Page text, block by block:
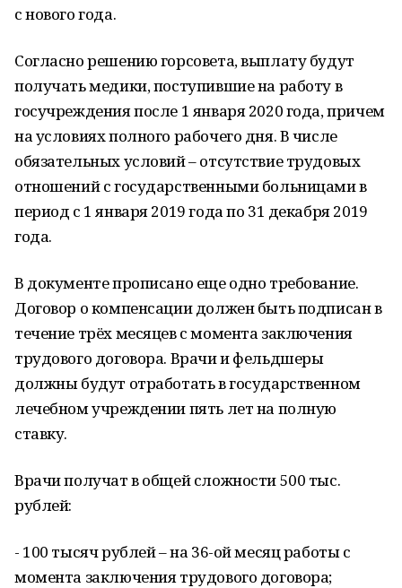
с нового года.
Согласно решению горсовета, выплату будут
получать медики, поступившие на работу в
госучреждения после 1 января 2020 года, причем
на условиях полного рабочего дня. В числе
обязательных условий – отсутствие трудовых
отношений с государственными больницами в
период с 1 января 2019 года по 31 декабря 2019
года.
В документе прописано еще одно требование.
Договор о компенсации должен быть подписан в
течение трёх месяцев с момента заключения
трудового договора. Врачи и фельдшеры
должны будут отработать в государственном
лечебном учреждении пять лет на полную
ставку.
Врачи получат в общей сложности 500 тыс.
рублей:
- 100 тысяч рублей – на 36-ой месяц работы с
момента заключения трудового договора;